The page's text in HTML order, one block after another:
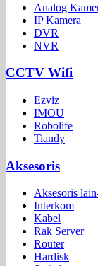
Analog
IP Kamera
DVR
NVR
CCTV Wifi
Ezviz
IMOU
Robolife
Tiandy
Aksesoris
Aksesoris
Interkom
Kabel
Rak Server
Router
Hardisk